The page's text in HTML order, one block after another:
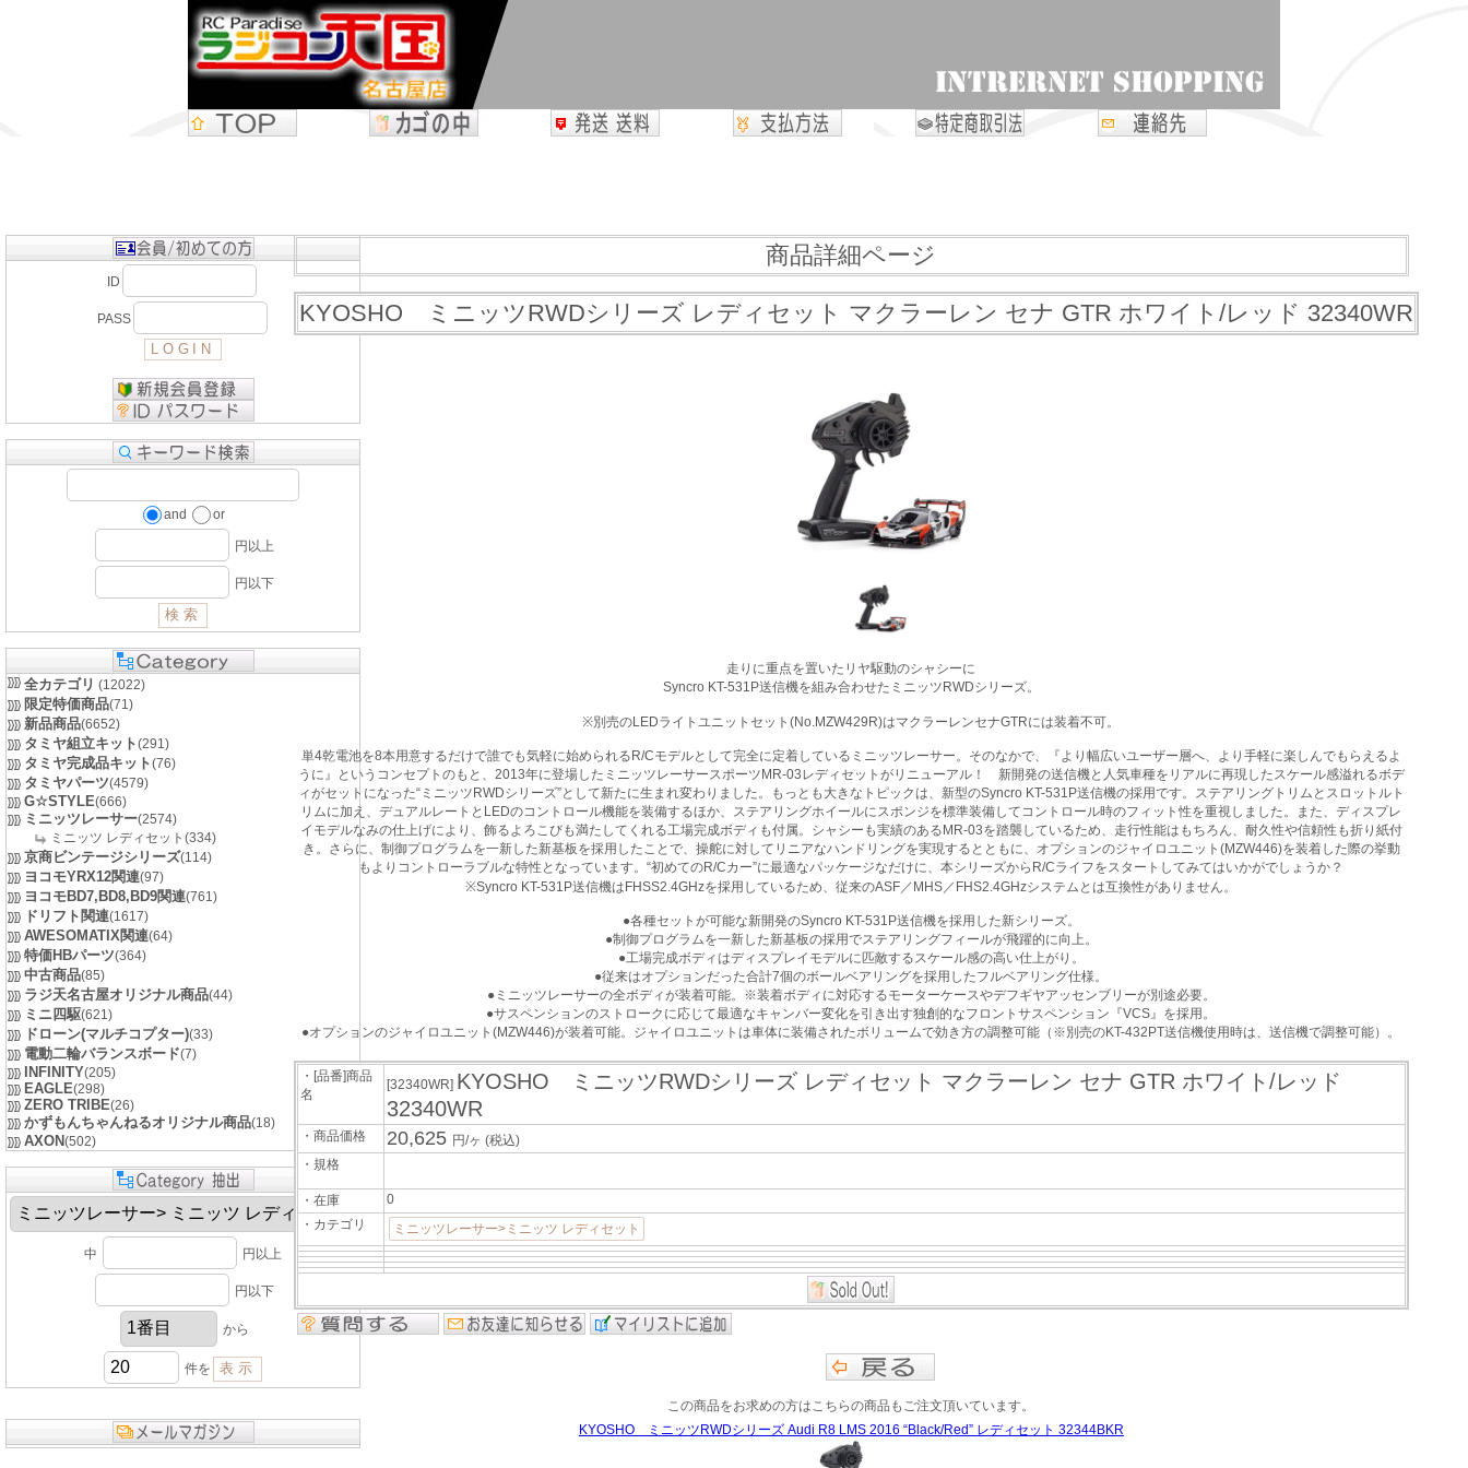
ID
PASS
and or
円以上
円以下
全カテゴリ (12022)
限定特価商品(71)
新品商品(6652)
タミヤ組立キット(291)
タミヤ完成品キット(76)
タミヤパーツ(4579)
G☆STYLE(666)
ミニッツレーサー(2574)
ミニッツ レディセット(334)
京商ビンテージシリーズ(114)
ヨコモYRX12関連(97)
ヨコモBD7,BD8,BD9関連(761)
ドリフト関連(1617)
AWESOMATIX関連(64)
特価HBパーツ(364)
中古商品(85)
ラジ天名古屋オリジナル商品(44)
ミニ四駆(621)
ドローン(マルチコプター)(33)
電動二輪バランスボード(7)
INFINITY(205)
EAGLE(298)
ZERO TRIBE(26)
かずもんちゃんねるオリジナル商品(18)
AXON(502)
中 円以上
円以下
から
件を
商品詳細ページ
KYOSHO ミニッツRWDシリーズ レディセット マクラーレン セナ GTR ホワイト/レッド 32340WR
走りに重点を置いたリヤ駆動のシャシーに
Syncro KT-531P送信機を組み合わせたミニッツRWDシリーズ。
※別売のLEDライトユニットセット(No.MZW429R)はマクラーレンセナGTRには装着不可。
単4乾電池を8本用意するだけで誰でも気軽に始められるR/Cモデルとして完全に定着しているミニッツレーサー。そのなかで、『より幅広いユーザー層へ、より手軽に楽しんでもらえるよ
うに』というコンセプトのもと、2013年に登場したミニッツレーサースポーツMR-03レディセットがリニューアル！ 新開発の送信機と人気車種をリアルに再現したスケール感溢れるボデ
ィがセットになった“ミニッツRWDシリーズ”として新たに生まれ変わりました。もっとも大きなトピックは、新型のSyncro KT-531P送信機の採用です。ステアリングトリムとスロットルト
リムに加え、デュアルレートとLEDのコントロール機能を装備するほか、ステアリングホイールにスポンジを標準装備してコントロール時のフィット性を重視しました。また、ディスプレ
イモデルなみの仕上げにより、飾るよろこびも満たしてくれる工場完成ボディも付属。シャシーも実績のあるMR-03を踏襲しているため、走行性能はもちろん、耐久性や信頼性も折り紙付
き。さらに、制御プログラムを一新した新基板を採用したことで、操舵に対してリニアなハンドリングを実現するとともに、オプションのジャイロユニット(MZW446)を装着した際の挙動
もよりコントローラブルな特性となっています。“初めてのR/Cカー”に最適なパッケージなだけに、本シリーズからR/Cライフをスタートしてみてはいかがでしょうか？
※Syncro KT-531P送信機はFHSS2.4GHzを採用しているため、従来のASF／MHS／FHS2.4GHzシステムとは互換性がありません。
●各種セットが可能な新開発のSyncro KT-531P送信機を採用した新シリーズ。
●制御プログラムを一新した新基板の採用でステアリングフィールが飛躍的に向上。
●工場完成ボディはディスプレイモデルに匹敵するスケール感の高い仕上がり。
●従来はオプションだった合計7個のボールベアリングを採用したフルベアリング仕様。
●ミニッツレーサーの全ボディが装着可能。※装着ボディに対応するモーターケースやデフギヤアッセンブリーが別途必要。
●サスペンションのストロークに応じて最適なキャンバー変化を引き出す独創的なフロントサスペンション『VCS』を採用。
●オプションのジャイロユニット(MZW446)が装着可能。ジャイロユニットは車体に装備されたボリュームで効き方の調整可能（※別売のKT-432PT送信機使用時は、送信機で調整可能）。
・[品番]商品
名
[32340WR] KYOSHO ミニッツRWDシリーズ レディセット マクラーレン セナ GTR ホワイト/レッド
32340WR
・商品価格 20,625 円/ヶ (税込)
・規格
・在庫
0
・カテゴリ
ミニッツレーサー>ミニッツ レディセット
この商品をお求めの方はこちらの商品もご注文頂いています。
KYOSHO ミニッツRWDシリーズ Audi R8 LMS 2016 “Black/Red” レディセット 32344BKR